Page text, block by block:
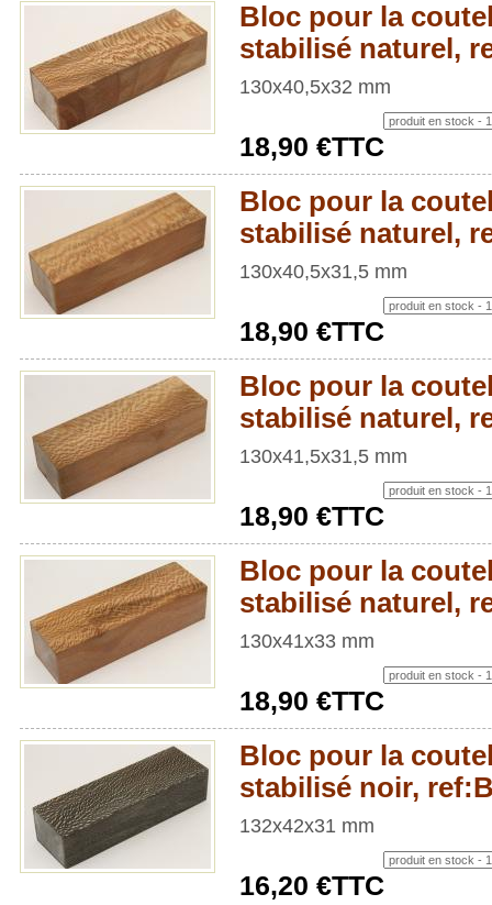
Bloc pour la
stabilisé naturel,
130x40,5x32 mm
18,90 €TTC
Bloc pour la
stabilisé naturel,
130x40,5x31,5 mm
18,90 €TTC
Bloc pour la
stabilisé naturel,
130x41,5x31,5 mm
18,90 €TTC
Bloc pour la
stabilisé naturel,
130x41x33 mm
18,90 €TTC
Bloc pour la
stabilisé noir,
132x42x31 mm
16,20 €TTC